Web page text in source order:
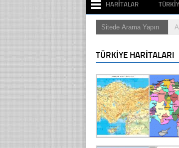
HARITALAR
TÜRKIYE HARITALARI